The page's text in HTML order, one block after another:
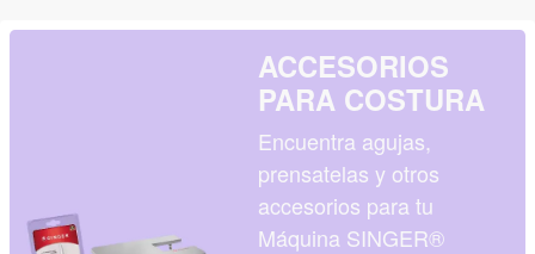
ACCESORIOS
PARA COSTURA
Encuentra agujas,
prensatelas y otros
accesorios para tu
Máquina SINGER®